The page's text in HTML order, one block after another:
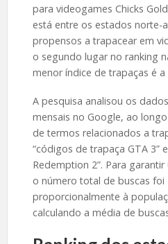
para videogames Chicks
está entre os estados norte-
propensos a trapacear em
o segundo lugar no ranking
menor índice de trapaças é a
A pesquisa analisou os
mensais no Google, ao
de termos relacionados a
“códigos de trapaça GTA 3”
Redemption 2”. Para
o número total de buscas foi
proporcionalmente à
calculando a média de